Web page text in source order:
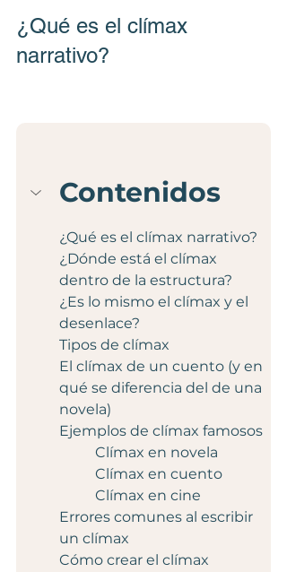
¿Qué es el clímax
narrativo?
Contenidos
¿Qué es el clímax narrativo?
¿Dónde está el clímax
dentro de la estructura?
¿Es lo mismo el clímax y el
desenlace?
Tipos de clímax
El clímax de un cuento (y en
qué se diferencia del de una
novela)
Ejemplos de clímax famosos
	Clímax en novela
Clímax en cuento
Clímax en cine
Errores comunes al escribir
un clímax
Cómo crear el clímax